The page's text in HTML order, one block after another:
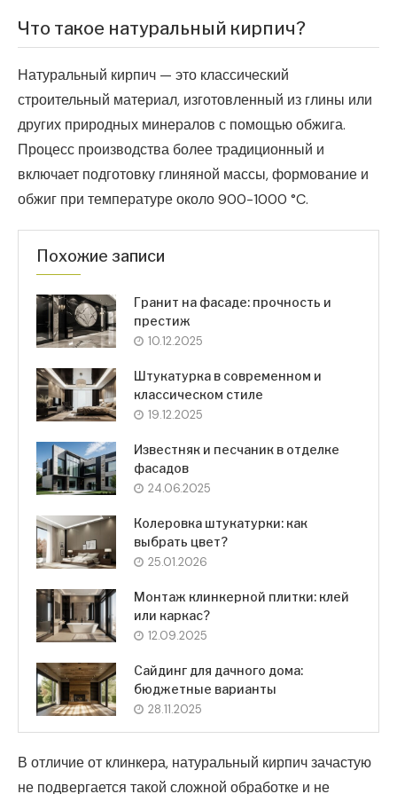
Что такое натуральный кирпич?
Натуральный кирпич — это классический
строительный материал, изготовленный из глины или
других природных минералов с помощью обжига.
Процесс производства более традиционный и
включает подготовку глиняной массы, формование и
обжиг при температуре около 900-1000 °C.
Похожие записи
Гранит на фасаде: прочность и
престиж
10.12.2025
Штукатурка в современном и
классическом стиле
19.12.2025
Известняк и песчаник в отделке
фасадов
24.06.2025
Колеровка штукатурки: как
выбрать цвет?
25.01.2026
Монтаж клинкерной плитки: клей
или каркас?
12.09.2025
Сайдинг для дачного дома:
бюджетные варианты
28.11.2025
В отличие от клинкера, натуральный кирпич зачастую
не подвергается такой сложной обработке и не